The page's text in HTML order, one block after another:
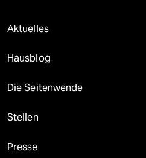
Aktuelles
Hausblog
Die Seitenwende
Stellen
Presse